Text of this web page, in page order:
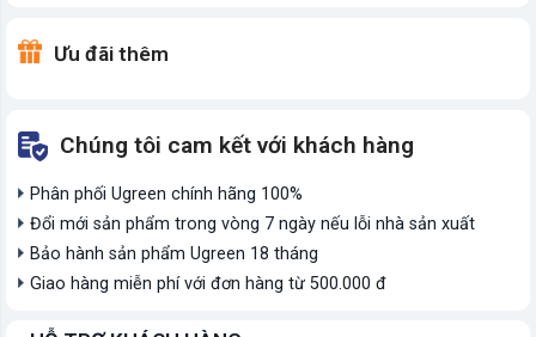
Ưu đãi thêm
Chúng tôi cam kết với khách hàng
Phân phối Ugreen chính hãng 100%
Đổi mới sản phẩm trong vòng 7 ngày nếu lỗi nhà sản xuất
Bảo hành sản phẩm Ugreen 18 tháng
Giao hàng miễn phí với đơn hàng từ 500.000 đ